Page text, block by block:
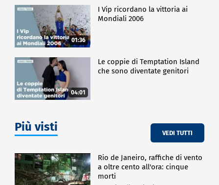
01:36
I Vip ricordano la vittoria ai
Mondiali 2006
04:01
Le coppie di Temptation Island
che sono diventate genitori
Più visti VEDI TUTTI
Rio de Janeiro, raffiche di vento
a oltre cento all'ora: cinque
morti